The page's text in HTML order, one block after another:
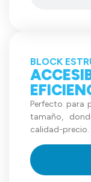
BLOCK
Perfecto para
tamaño,
calidad-precio.